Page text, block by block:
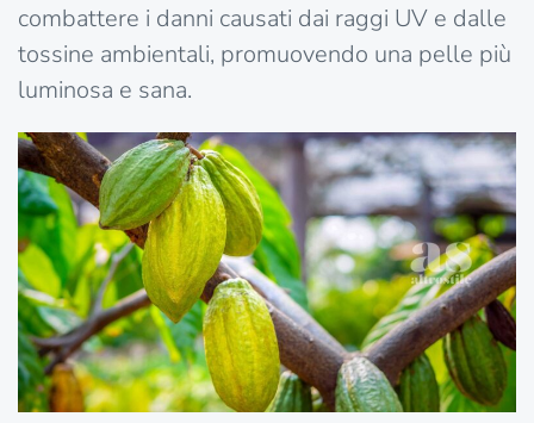
combattere i danni causati dai raggi UV e dalle
tossine ambientali, promuovendo una pelle più
luminosa e sana.